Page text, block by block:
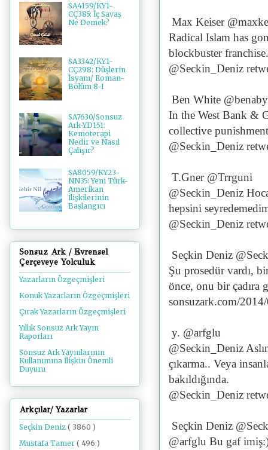
Max Keiser
Radical Islam has
blockbuster
@Seckin_Deniz
Ben White
In the West Bank &
collective
@Seckin_Deniz
T.Gner @Trrguni
@Seckin_Deniz
hepsini
@Seckin_Deniz
Seçkin Deniz
Şu prosedür vardı,
önce, onu bir çadıra
sonsuzark.com/
y. @arfglu
@Seckin_Deniz
çıkarma.. Veya
bakıldığında.
@Seckin_Deniz
Seçkin Deniz
@arfglu Bu gaf
SA4159/KY1-
CÇ385: İç Savaş
Ne Demek?
SA3342/KY1-
CÇ298: Düşlerin
İsyanı/ Roman-
Bölüm 8-I
SA7630/Sonsuz
Ark-YD151:
Kemoterapi
Nedir ve Nasıl
Çalışır?
SA8059/KY23-
NN35: Yeni Türk-
Amerikan
İlişkilerinin
Başlangıcı
Sonsuz Ark / Evrensel
Çerçeveye Yolculuk
Yazarların Özgeçmişleri
Konuk Yazarların Özgeçmişleri
Çırak Yazarların Özgeçmişleri
Yıllık Sonsuz Ark Yayın
Raporları
Sonsuz Ark Yayınlarının
Kullanımına İlişkin Önemli
Duyuru
Arkçılar/ Yazarlar
Seçkin Deniz ( 3860 )
Mustafa Tamer ( 496 )